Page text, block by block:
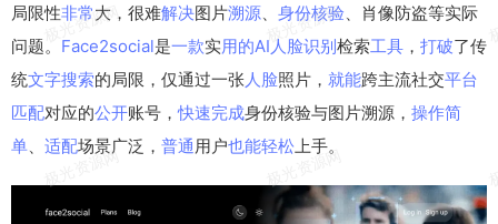
局限性非常大，很难解决图片溯源 身份核验 、肖像防盗等实际
问题。 Face2social是一款实用的AI 人脸识别检索工具 ， 打破了传
统文字搜索的局限，仅通过一张人脸照片， 就能跨主流社交平台
匹配对应的公开账号，快速完成身份核验与图片溯源， 操作简
单
适配场景广泛， 普通 用户也能轻松 上手。